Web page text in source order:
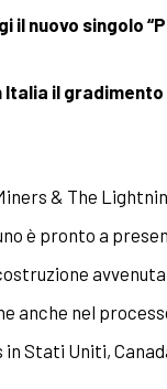
il nuovo singolo
Italia il
& The
è pronto a
anche nel
Stati Uniti,